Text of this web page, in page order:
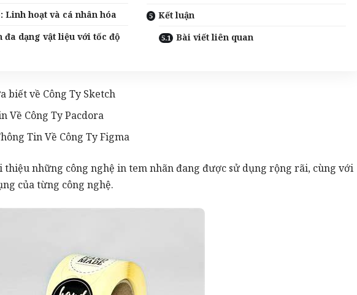
Linh hoạt và cá nhân hóa
đa dạng vật liệu với tốc độ
Kết luận
Bài viết liên quan
biết về Công Ty Sketch
Về Công Ty Pacdora
Tin Về Công Ty Figma
thiệu những công nghệ in tem nhãn đang được sử dụng rộng rãi, cùng với
của từng công nghệ.